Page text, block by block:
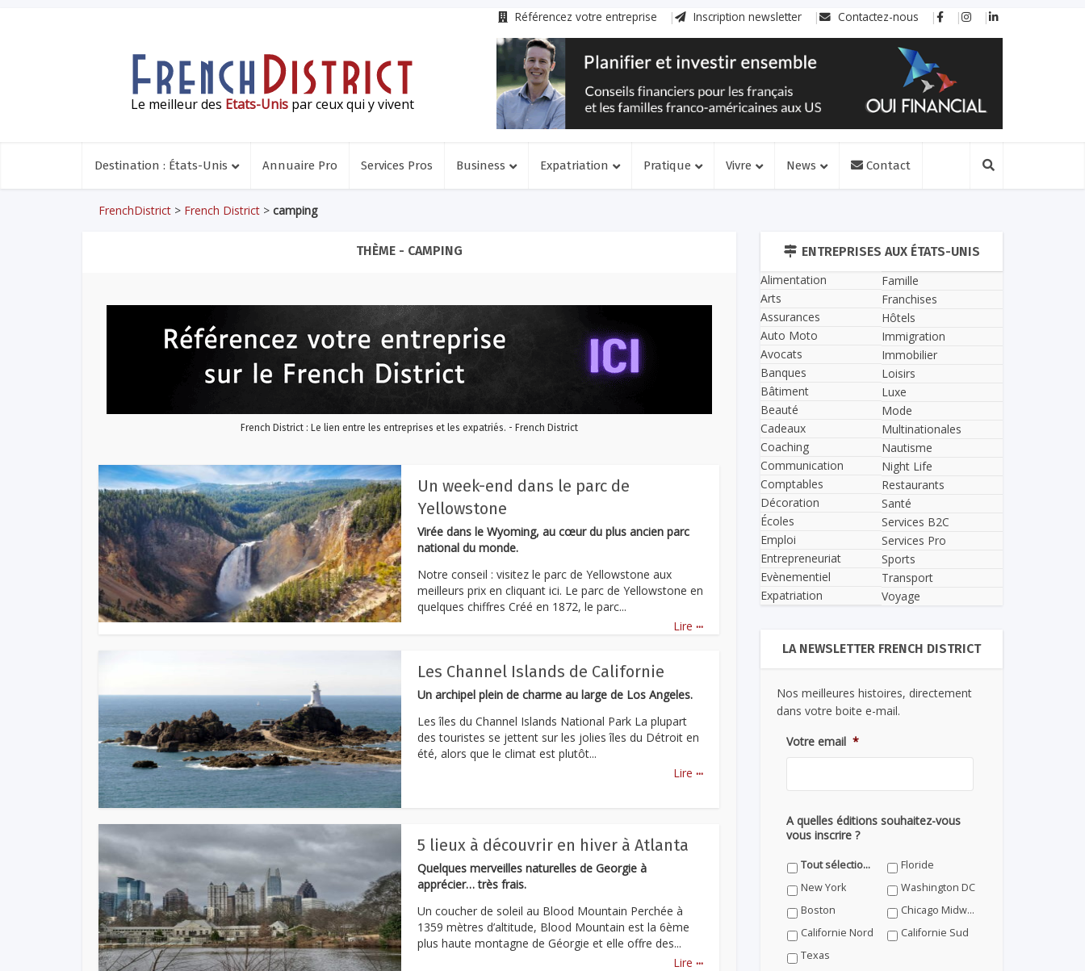
Référencez votre entreprise Inscription newsletter Contactez-nous
Le meilleur des Etats-Unis par ceux qui y vivent
Destination : États-Unis Annuaire Pro Services Pros Business Expatriation Pratique Vivre News Contact
FrenchDistrict > French District > camping
THÈME - CAMPING
French District : Le lien entre les entreprises et les expatriés. - French District
Un week-end dans le parc de
Yellowstone
Virée dans le Wyoming, au cœur du plus ancien parc
national du monde.
Notre conseil : visitez le parc de Yellowstone aux
meilleurs prix en cliquant ici. Le parc de Yellowstone en
quelques chiffres Créé en 1872, le parc...
Lire ...
Les Channel Islands de Californie
Un archipel plein de charme au large de Los Angeles.
Les îles du Channel Islands National Park La plupart
des touristes se jettent sur les jolies îles du Détroit en
été, alors que le climat est plutôt...
Lire ...
5 lieux à découvrir en hiver à Atlanta
Quelques merveilles naturelles de Georgie à
apprécier… très frais.
Un coucher de soleil au Blood Mountain Perchée à
1359 mètres d’altitude, Blood Mountain est la 6ème
plus haute montagne de Géorgie et elle offre des...
Lire ...
ENTREPRISES AUX ÉTATS-UNIS
Alimentation
Arts
Assurances
Auto Moto
Avocats
Banques
Bâtiment
Beauté
Cadeaux
Coaching
Communication
Comptables
Décoration
Écoles
Emploi
Entrepreneuriat
Evènementiel
Expatriation
Famille
Franchises
Hôtels
Immigration
Immobilier
Loisirs
Luxe
Mode
Multinationales
Nautisme
Night Life
Restaurants
Santé
Services B2C
Services Pro
Sports
Transport
Voyage
LA NEWSLETTER FRENCH DISTRICT
Nos meilleures histoires, directement
dans votre boite e-mail.
Votre email *
A quelles éditions souhaitez-vous
vous inscrire ?
Tout sélectionner
Floride
New York
Washington DC
Boston
Chicago Midwest
Californie Nord
Californie Sud
Texas